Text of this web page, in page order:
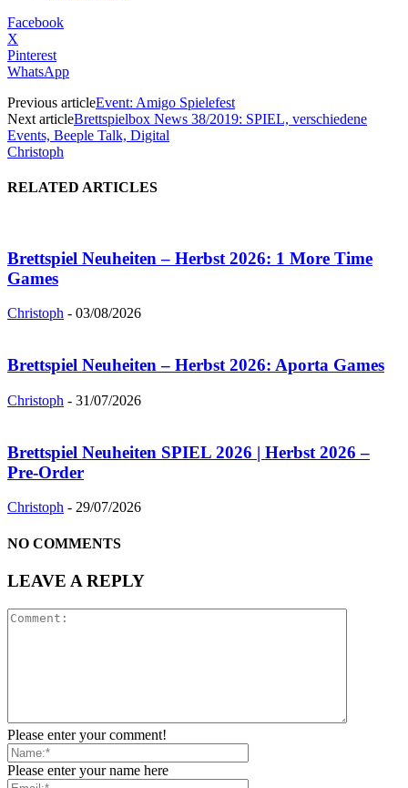
Facebook
X
Pinterest
WhatsApp
Previous articleEvent: Amigo Spielefest
Next articleBrettspielbox News 38/2019: SPIEL, verschiedene
Events, Beeple Talk, Digital
Christoph
RELATED ARTICLES
Brettspiel Neuheiten – Herbst 2026: 1 More Time
Games
Christoph - 03/08/2026
Brettspiel Neuheiten – Herbst 2026: Aporta Games
Christoph - 31/07/2026
Brettspiel Neuheiten SPIEL 2026 | Herbst 2026 –
Pre-Order
Christoph - 29/07/2026
NO COMMENTS
LEAVE A REPLY
Please enter your comment!
Please enter your name here